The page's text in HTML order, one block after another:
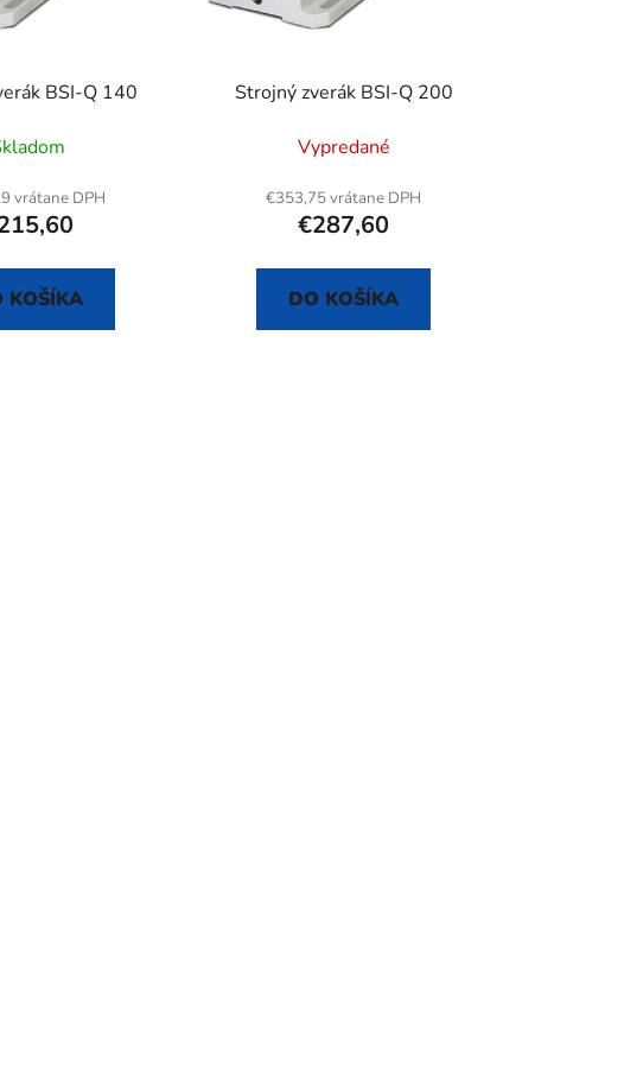
o
BSI-Q 140
vrátane DPH
KOŠÍKA
Strojný zverák BSI-Q 200
Vypredané
€353,75 vrátane DPH
€287,60
DO KOŠÍKA